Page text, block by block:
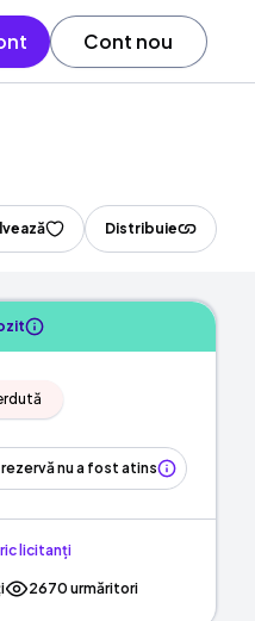
Cont nou
Distribuie
nu a fost atins
licitanți
2670 urmăritori